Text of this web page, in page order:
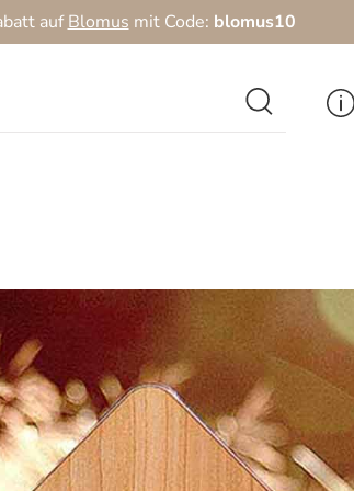
aufBlomus mit Code: blomus10